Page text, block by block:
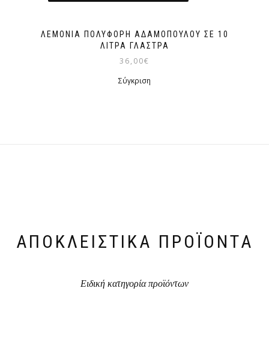
ΛΕΜΟΝΙΆ ΠΟΛΎΦΟΡΗ ΑΔΑΜΟΠΟΎΛΟΥ ΣΕ 10
ΛΊΤΡΑ ΓΛΆΣΤΡΑ
36,00€
Σύγκριση
ΑΠΟΚΛΕΙΣΤΙΚΆ ΠΡΟΪΌΝΤΑ
Ειδική κατηγορία προϊόντων